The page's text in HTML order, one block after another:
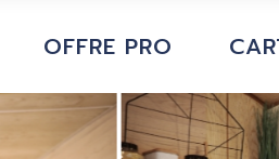
OFFRE PRO